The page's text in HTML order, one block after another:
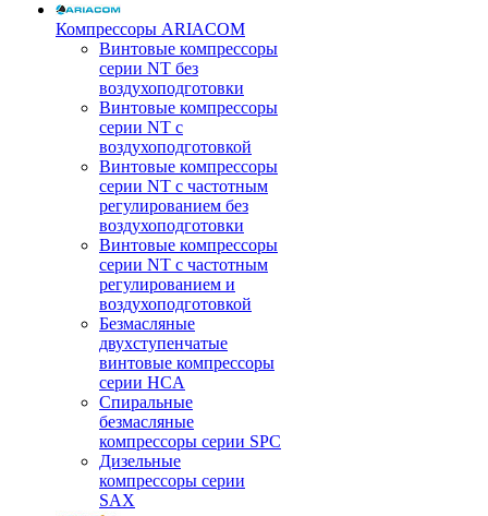
Компрессоры ARIACOM
Винтовые компрессоры
серии NT без
воздухоподготовки
Винтовые компрессоры
серии NT c
воздухоподготовкой
Винтовые компрессоры
серии NT с частотным
регулированием без
воздухоподготовки
Винтовые компрессоры
серии NT с частотным
регулированием и
воздухоподготовкой
Безмасляные
двухступенчатые
винтовые компрессоры
серии HCA
Спиральные
безмасляные
компрессоры серии SPC
Дизельные
компрессоры серии
SAX